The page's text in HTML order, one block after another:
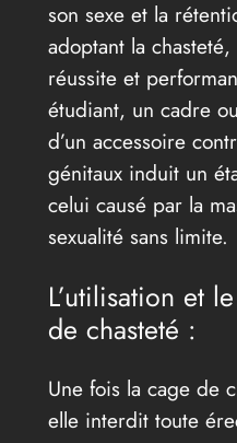
son sexe et la
adoptant la
réussite et
étudiant, un cadre
d’un accessoire
génitaux induit un
celui causé par la
sexualité sans limite.
L’utilisation et
de chasteté :
Une fois la cage de
elle interdit toute